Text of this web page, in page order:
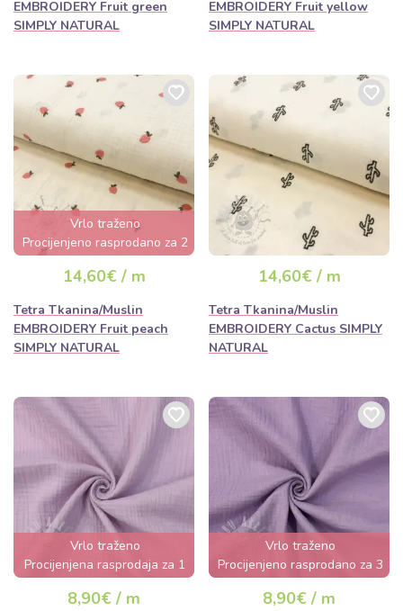
EMBROIDERY Fruit green
SIMPLY NATURAL
EMBROIDERY Fruit yellow
SIMPLY NATURAL
Vrlo traženo
Procijenjeno rasprodano za 2
dana
14,60€ / m
Tetra Tkanina/Muslin
EMBROIDERY Fruit peach
SIMPLY NATURAL
14,60€ / m
Tetra Tkanina/Muslin
EMBROIDERY Cactus SIMPLY
NATURAL
Vrlo traženo
Procijenjena rasprodaja za 1
dan
8,90€ / m
Vrlo traženo
Procijenjeno rasprodano za 3
dana
8,90€ / m